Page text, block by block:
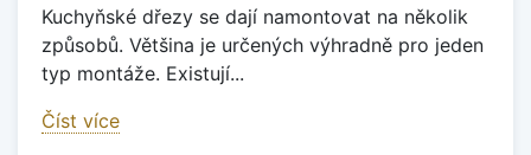
Kuchyňské dřezy se dají namontovat na několik
způsobů. Většina je určených výhradně pro jeden
typ montáže. Existují...
Číst více